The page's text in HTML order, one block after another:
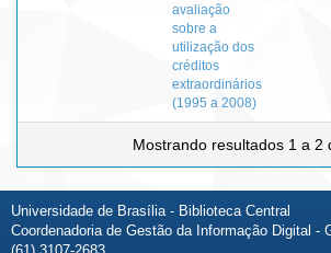
avaliação
sobre a
utilização dos
créditos
extraordinários
(1995 a 2008)
Mostrando resultados 1 a 2
Universidade de Brasília - Biblioteca Central
Coordenadoria de Gestão da Informação Digital -
(61) 3107-2683